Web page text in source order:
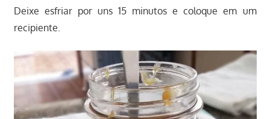
Deixe esfriar por uns 15 minutos e coloque em um
recipiente.